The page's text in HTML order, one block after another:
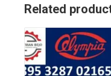
Related